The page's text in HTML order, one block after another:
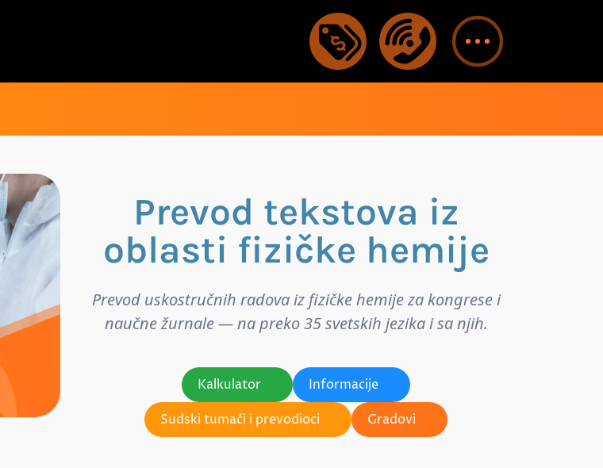
Prevod tekstova iz
oblasti fizičke hemije
Prevod uskostručnih radova iz fizičke hemije za kongrese i
naučne žurnale — na preko 35 svetskih jezika i sa njih.
Kalkulator
Informacije
Sudski tumači i prevodioci
Gradovi